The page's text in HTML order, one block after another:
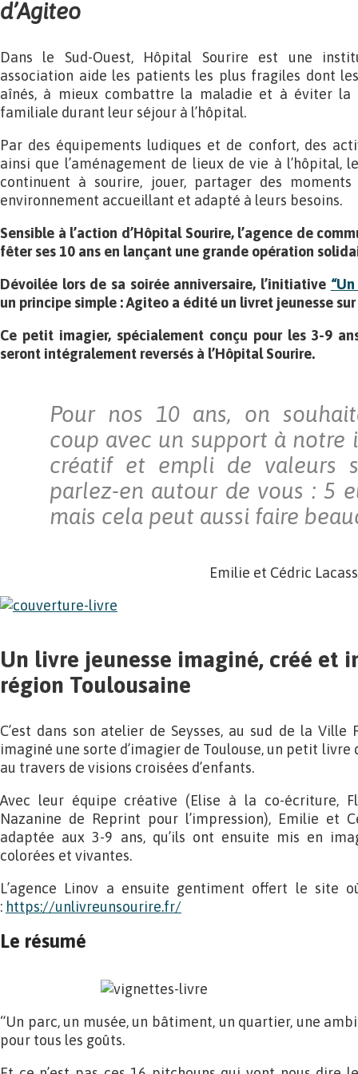
d’Agiteo
Dans le Sud-Ouest, Hôpital Sourire est une
association aide les patients les plus fragiles dont
aînés, à mieux combattre la maladie et à éviter
familiale durant leur séjour à l’hôpital.
Par des équipements ludiques et de confort, des
ainsi que l’aménagement de lieux de vie à l’hôpital,
continuent à sourire, jouer, partager des moments
environnement accueillant et adapté à leurs besoins.
Sensible à l’action d’Hôpital Sourire, l’agence de
fêter ses 10 ans en lançant une grande opération
Dévoilée lors de sa soirée anniversaire, l’initiative
un principe simple : Agiteo a édité un livret jeunesse
Ce petit imagier, spécialement conçu pour les 3-9
seront intégralement reversés à l’Hôpital Sourire.
Pour nos 10 ans, on
coup avec un support à notre
créatif et empli de valeurs
parlez-en autour de vous : 5
mais cela peut aussi faire
Emilie et Cédric
Un livre jeunesse imaginé, créé et
région Toulousaine
C’est dans son atelier de Seysses, au sud de la Ville
imaginé une sorte d’imagier de Toulouse, un petit
au travers de visions croisées d’enfants.
Avec leur équipe créative (Elise à la co-écriture,
Nazanine de Reprint pour l’impression), Emilie et
adaptée aux 3-9 ans, qu’ils ont ensuite mis en
colorées et vivantes.
L’agence Linov a ensuite gentiment offert le site
: https://unlivreunsourire.fr/
Le résumé
“Un parc, un musée, un bâtiment, un quartier, une
pour tous les goûts.